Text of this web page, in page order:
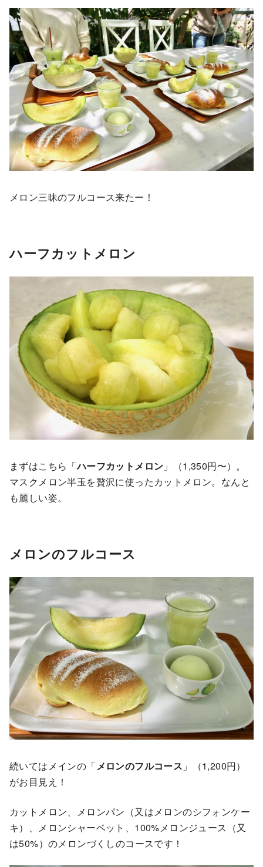
メロン三昧のフルコース来たー！
ハーフカットメロン
まずはこちら「ハーフカットメロン 」（1,350円〜）。
マスクメロン半玉を贅沢に使ったカットメロン。なんと
も麗しい姿。
メロンのフルコース
続いてはメインの「メロンのフルコース 」（1,200円）
がお目見え！
カットメロン、メロンパン（又はメロンのシフォンケー
キ）、メロンシャーベット、100%メロンジュース（又
は50%）のメロンづくしのコースです！